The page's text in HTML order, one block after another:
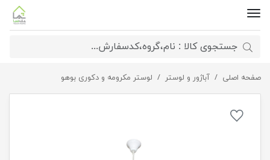
صفحه اصلی آباژور و لوستر لوستر مکرومه و دکوری بوهو لوستر مکرومه تیارا